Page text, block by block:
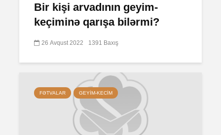
Bir kişi arvadının geyim-
keçiminə qarışa bilərmi?
26 Avqust 2022 1391 Baxış
FƏTVALAR GEYIM-KECIM